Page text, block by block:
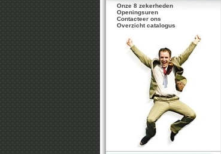
Onze 8 zekerheden
Openingsuren
Contacteer ons
Overzicht catalogus